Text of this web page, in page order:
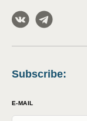
Subscribe:
E-MAIL